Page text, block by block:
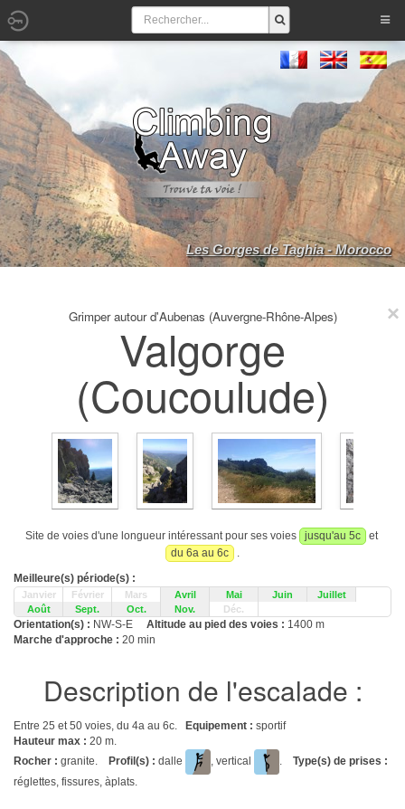
Les Gorges de Taghia - Morocco
Grimper autour d'Aubenas (Auvergne-Rhône-Alpes)
Valgorge
(Coucoulude)
Site de voies d'une longueur intéressant pour ses voies jusqu'au 5c
et
du 6a au 6c
.
Meilleure(s) période(s) :
Janvier Février Mars Avril Mai Juin
Juillet
Août
Sept. Oct. Nov. Déc.
Orientation(s) : NW-S-E Altitude au pied des voies : 1400 m
Marche d'approche : 20 min
Description de l'escalade :
Entre 25 et 50 voies, du 4a au 6c. Equipement : sportif
Hauteur max : 20 m.
Rocher : granite. Profil(s) : dalle , vertical . Type(s) de prises :
réglettes, fissures, àplats.